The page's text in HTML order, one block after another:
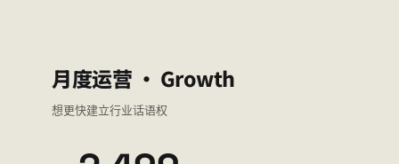
月度运营 · Growth
想更快建立行业话语权